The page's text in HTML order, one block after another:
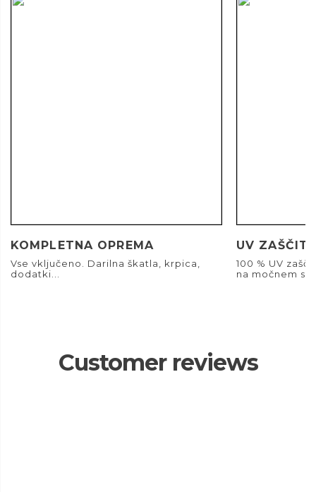
KOMPLETNA OPREMA
Vse vključeno. Darilna škatla, krpica,
dodatki...
UV
100 % UV
na močnem
Customer reviews